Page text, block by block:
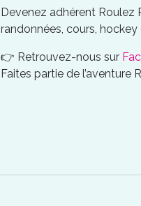
Devenez adhérent Roulez
randonnées, cours,
👉 Retrouvez-nous sur
Faites partie de l’aventure